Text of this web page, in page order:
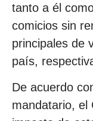
tanto a él
comicios sin
principales de
país,
De acuerdo
mandatario, el